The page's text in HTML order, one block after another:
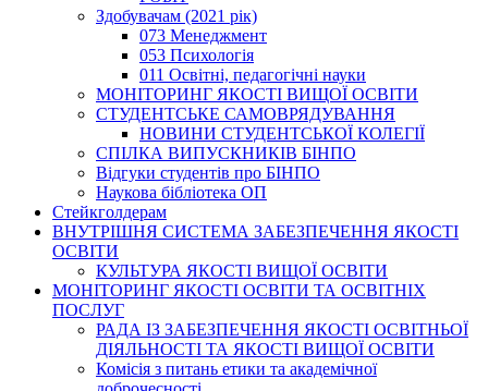
Здобувачам (2021 рік)
073 Менеджмент
053 Психологія
011 Освітні, педагогічні науки
МОНІТОРИНГ ЯКОСТІ ВИЩОЇ ОСВІТИ
СТУДЕНТСЬКЕ САМОВРЯДУВАННЯ
НОВИНИ СТУДЕНТСЬКОЇ КОЛЕГІЇ
СПІЛКА ВИПУСКНИКІВ БІНПО
Відгуки студентів про БІНПО
Наукова бібліотека ОП
Стейкголдерам
ВНУТРІШНЯ СИСТЕМА ЗАБЕЗПЕЧЕННЯ ЯКОСТІ
ОСВІТИ
КУЛЬТУРА ЯКОСТІ ВИЩОЇ ОСВІТИ
МОНІТОРИНГ ЯКОСТІ ОСВІТИ ТА ОСВІТНІХ
ПОСЛУГ
РАДА ІЗ ЗАБЕЗПЕЧЕННЯ ЯКОСТІ ОСВІТНЬОЇ
ДІЯЛЬНОСТІ ТА ЯКОСТІ ВИЩОЇ ОСВІТИ
Комісія з питань етики та академічної